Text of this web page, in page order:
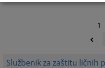
Službenik za zaštitu ličnih
1